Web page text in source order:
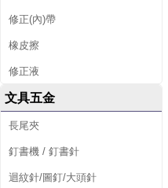
修正(內)帶
橡皮擦
修正液
文具五金
長尾夾
釘書機 / 釘書針
迴紋針/圖釘/大頭針